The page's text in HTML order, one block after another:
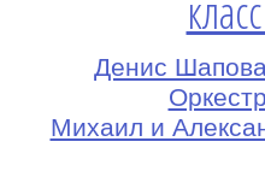
Денис
Михаил и